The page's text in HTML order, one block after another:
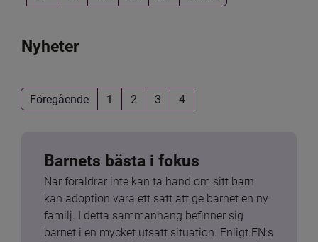
Nyheter
Föregående 1 2 3 4
Barnets bästa i fokus
När föräldrar inte kan ta hand om sitt barn
kan adoption vara ett sätt att ge barnet en ny
familj. I detta sammanhang befinner sig
barnet i en mycket utsatt situation. Enligt FN:s